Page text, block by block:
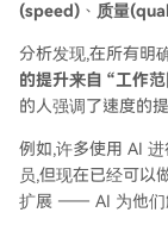
(speed) 、 质量
分析发现,在所有明
的提升来自 “工作
的人强调了速度的提
例如,许多使用 AI
员,但现在已经可以
扩展 —— AI 为他们